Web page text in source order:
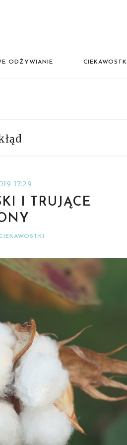
ODŻYWIANIE CIEKAWOSTKI
17:29
I TRUJĄCE